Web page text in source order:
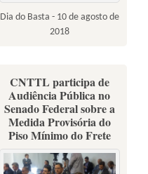
Dia do Basta - 10 de agosto de
2018
CNTTL participa de
Audiência Pública no
Senado Federal sobre a
Medida Provisória do
Piso Mínimo do Frete